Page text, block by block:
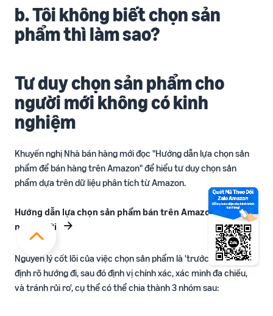
b. Tôi không biết chọn sản
phẩm thì làm sao?​
Tư duy chọn sản phẩm cho
người mới không có kinh
nghiệm
Khuyến nghị Nhà bán hàng mới đọc "Hướng dẫn lựa chọn sản
phẩm để bán hàng trên Amazon" để hiểu tư duy chọn sản
phẩm dựa trên dữ liệu phân tích từ Amazon.
Hướng dẫn lựa chọn sản phẩm bán trên Amazon cho
người mới
Nguyên lý cốt lõi của việc chọn sản phẩm là 'trước tiên xác
định rõ hướng đi, sau đó định vị chính xác, xác minh đa chiều,
và tránh rủi ro', cụ thể có thể chia thành 3 nhóm sau: